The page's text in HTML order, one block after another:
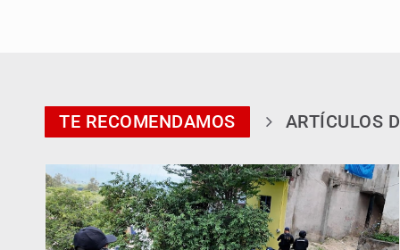
TE RECOMENDAMOS ARTÍCULOS